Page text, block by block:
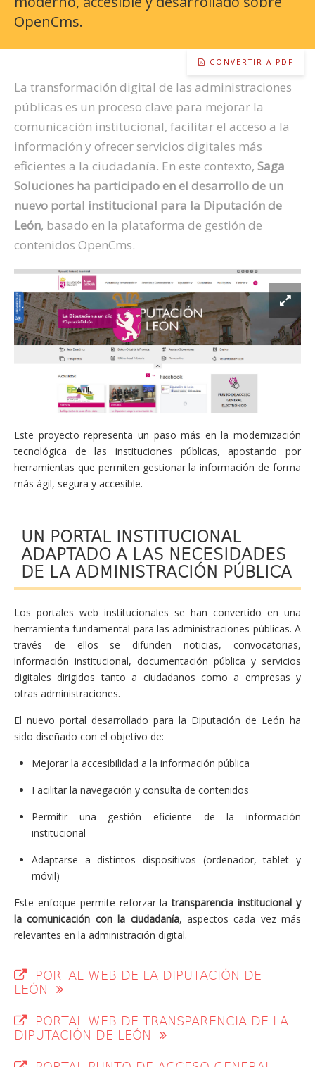
OpenCms.
CONVERTIR A PDF
La transformación digital de las administraciones
públicas es un proceso clave para mejorar la
comunicación institucional, facilitar el acceso a la
información y ofrecer servicios digitales más
eficientes a la ciudadanía. En este contexto, Saga
Soluciones ha participado en el desarrollo de un
nuevo portal institucional para la Diputación de
León, basado en la plataforma de gestión de
contenidos OpenCms.
Este proyecto representa un paso más en la modernización
tecnológica de las instituciones públicas, apostando por
herramientas que permiten gestionar la información de forma
más ágil, segura y accesible.
UN PORTAL INSTITUCIONAL
ADAPTADO A LAS NECESIDADES
DE LA ADMINISTRACIÓN PÚBLICA
Los portales web institucionales se han convertido en una
herramienta fundamental para las administraciones públicas. A
través de ellos se difunden noticias, convocatorias,
información institucional, documentación pública y servicios
digitales dirigidos tanto a ciudadanos como a empresas y
otras administraciones.
El nuevo portal desarrollado para la Diputación de León ha
sido diseñado con el objetivo de:
Mejorar la accesibilidad a la información pública
Facilitar la navegación y consulta de contenidos
Permitir una gestión eficiente de la información
institucional
Adaptarse a distintos dispositivos (ordenador, tablet y
móvil)
Este enfoque permite reforzar latransparencia institucional y
la comunicación con la ciudadanía, aspectos cada vez más
relevantes en la administración digital.
PORTAL WEB DE LA DIPUTACIÓN DE
LEÓN
PORTAL WEB DE TRANSPARENCIA DE LA
DIPUTACIÓN DE LEÓN